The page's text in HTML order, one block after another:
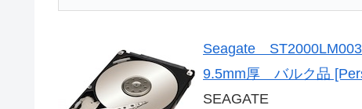
Seagate
9.5mm厚 バルク品
SEAGATE